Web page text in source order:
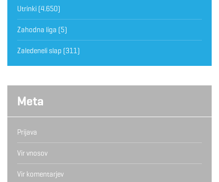
Utrinki (4.650)
Zahodna liga (5)
Zaledeneli slap (311)
Meta
Prijava
Vir vnosov
Vir komentarjev